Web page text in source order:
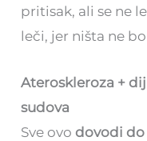
pritisak, ali se ne
leči, jer ništa ne
Ateroskleroza +
sudova
Sve ovo dovodi do